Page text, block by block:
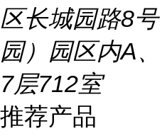
区长城园路8
园）园区内A
7层712室
推荐产品